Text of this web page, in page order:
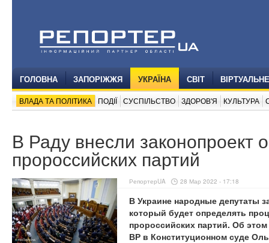
ГОЛОВНА ЗАПОРІЖЖЯ УКРАЇНА СВІТ
ВЛАДА ТА ПОЛІТИКА ПОДІЇ СУСПІЛЬСТВО ЗДОРОВ'Я КУЛЬТУРА
В Раду внесли законопроект
пророссийских партий
РепортерUA 28 Мар 2022 - 17:18
В Украине народные депутаты
который будет определять
пророссийских партий. Об
ВР в Конституционном суде